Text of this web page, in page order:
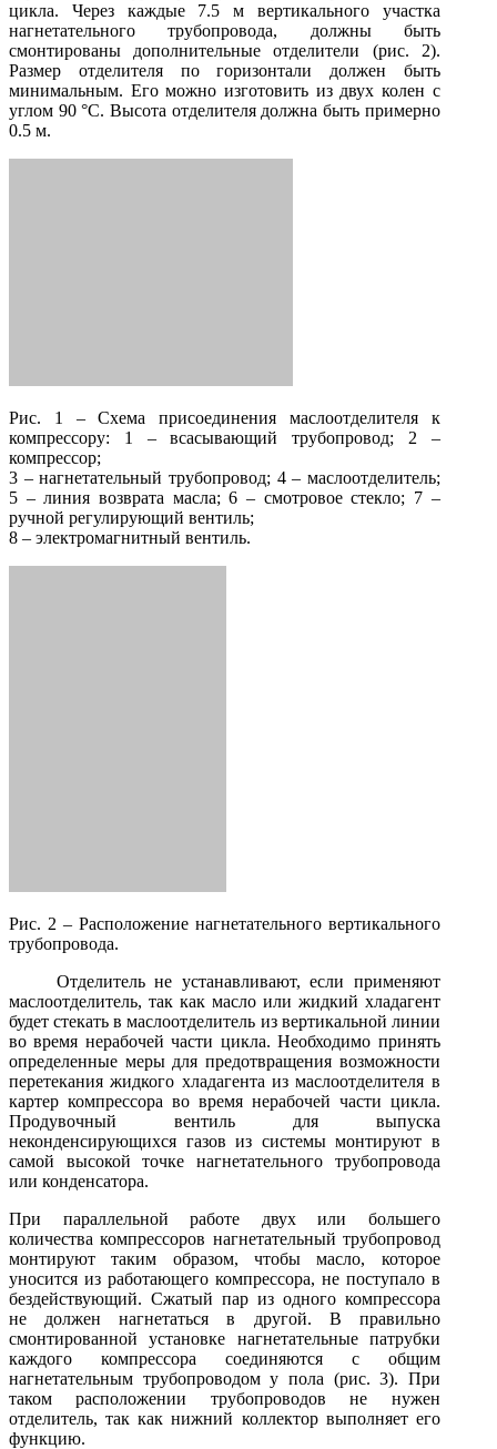
цикла. Через каждые 7.5 м вертикального участка
нагнетательного трубопровода, должны быть
смонтированы дополнительные отделители (рис. 2).
Размер отделителя по горизонтали должен быть
минимальным. Его можно изготовить из двух колен с
углом 90 °С. Высота отделителя должна быть примерно
0.5 м.
Рис. 1 – Схема присоединения маслоотделителя к
компрессору: 1 – всасывающий трубопровод; 2 –
компрессор;
3 – нагнетательный трубопровод; 4 – маслоотделитель;
5 – линия возврата масла; 6 – смотровое стекло; 7 –
ручной регулирующий вентиль;
8 – электромагнитный вентиль.
Рис. 2 – Расположение нагнетательного вертикального
трубопровода.
Отделитель не устанавливают, если применяют
маслоотделитель, так как масло или жидкий хладагент
будет стекать в маслоотделитель из вертикальной линии
во время нерабочей части цикла. Необходимо принять
определенные меры для предотвращения возможности
перетекания жидкого хладагента из маслоотделителя в
картер компрессора во время нерабочей части цикла.
Продувочный вентиль для выпуска
неконденсирующихся газов из системы монтируют в
самой высокой точке нагнетательного трубопровода
или конденсатора.
При параллельной работе двух или большего
количества компрессоров нагнетательный трубопровод
монтируют таким образом, чтобы масло, которое
уносится из работающего компрессора, не поступало в
бездействующий. Сжатый пар из одного компрессора
не должен нагнетаться в другой. В правильно
смонтированной установке нагнетательные патрубки
каждого компрессора соединяются с общим
нагнетательным трубопроводом у пола (рис. 3). При
таком расположении трубопроводов не нужен
отделитель, так как нижний коллектор выполняет его
функцию.